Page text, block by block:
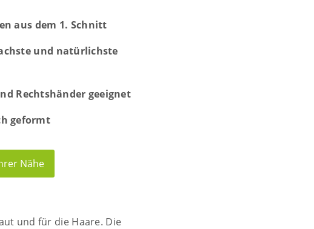
aus dem 1. Schnitt
und natürlichste
Rechtshänder geeignet
geformt
Nähe
und für die Haare. Die